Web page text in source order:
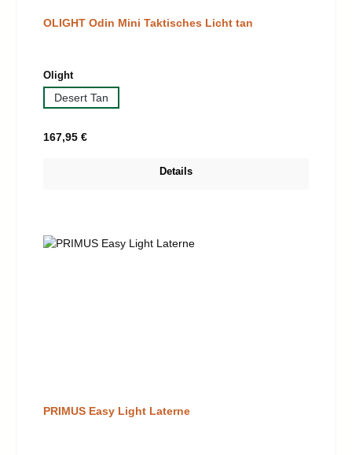
OLIGHT Odin Mini Taktisches Licht tan
Olightauswählen
Desert Tan
Regulärer Preis:
167,95 €
Details
PRIMUS Easy Light Laterne